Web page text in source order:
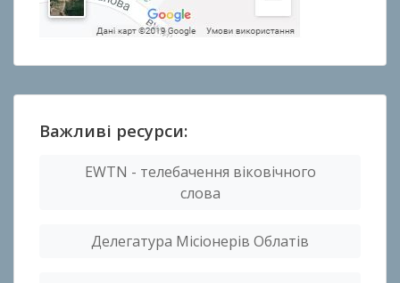
Важливі ресурси:
EWTN - телебачення віковічного
слова
Делегатура Місіонерів Облатів